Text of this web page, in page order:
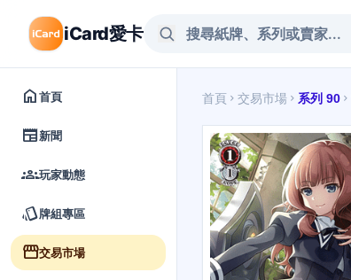
iCard愛卡
home首頁
newspaper新聞
groups玩家動態
style牌組專區
storefront交易市場
首頁 chevron_right 交易市場 chevron_right 系列 90 chevron_right